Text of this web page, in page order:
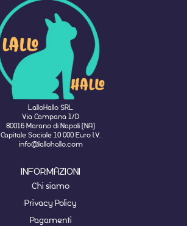
LalloHallo SRL
Via Campana 1/D
80016 Marano di Napoli (NA)
Capitale Sociale 10 000 Euro I.V.
info@lallohallo.com
INFORMAZIONI
Chi siamo
Privacy Policy
Pagamenti